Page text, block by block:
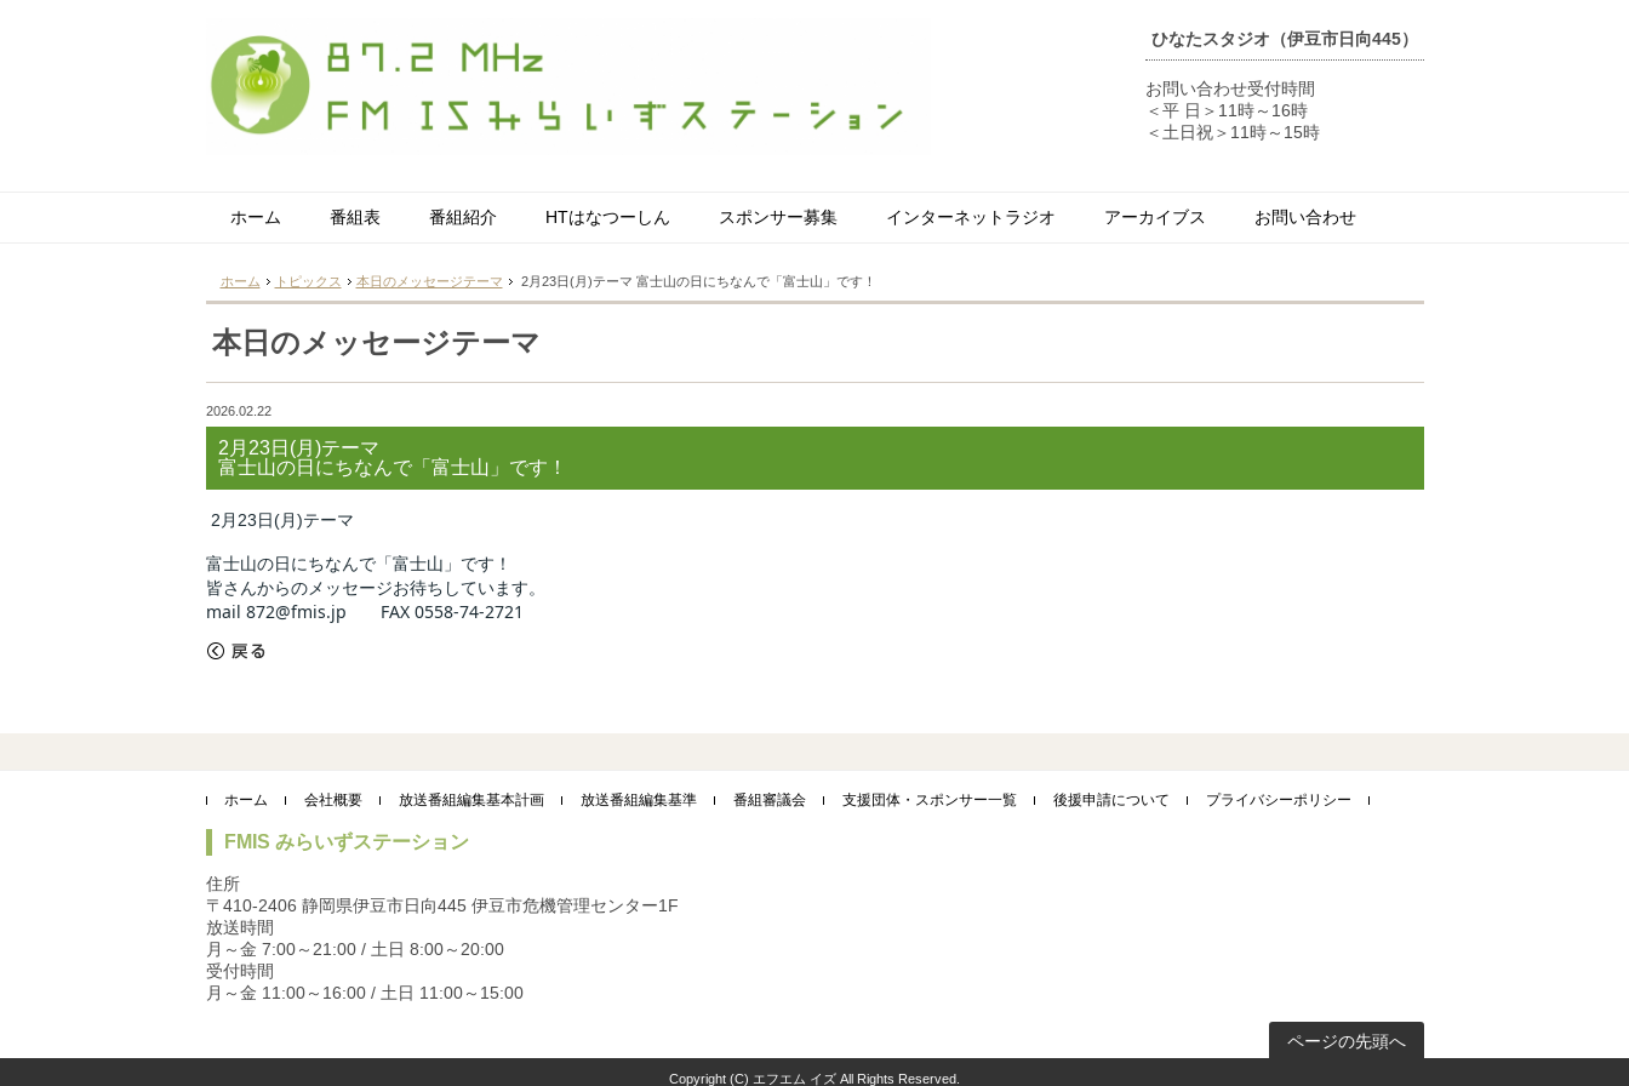
ひなたスタジオ（伊豆市日向445）
お問い合わせ受付時間
＜平 日＞11時～16時
＜土日祝＞11時～15時
ホーム 番組表 番組紹介 HTはなつーしん スポンサー募集 インターネットラジオ アーカイブス お問い合わせ
ホーム トピックス 本日のメッセージテーマ 2月23日(月)テーマ 富士山の日にちなんで「富士山」です！
本日のメッセージテーマ
2026.02.22
2月23日(月)テーマ
富士山の日にちなんで「富士山」です！
2月23日(月)テーマ
富士山の日にちなんで「富士山」です！
皆さんからのメッセージお待ちしています。
mail 872@fmis.jp FAX 0558-74-2721
ホーム 会社概要 放送番組編集基本計画 放送番組編集基準 番組審議会 支援団体・スポンサー一覧 後援申請について プライバシーポリシー
FMIS みらいずステーション
住所
〒410-2406 静岡県伊豆市日向445 伊豆市危機管理センター1F
放送時間
月～金 7:00～21:00 / 土日 8:00～20:00
受付時間
月～金 11:00～16:00 / 土日 11:00～15:00
ページの先頭へ
Copyright (C) エフエム イズ All Rights Reserved.